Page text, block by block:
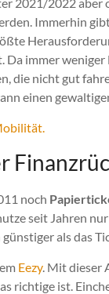
Immerhin
Da immer
die nicht gut
einen
noch
seit Jahren
als das
Eezy. Mit dieser
richtige ist.